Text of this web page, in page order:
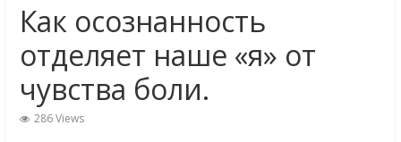
Как осознанность
отделяет наше «я» от
чувства боли.
286 Views